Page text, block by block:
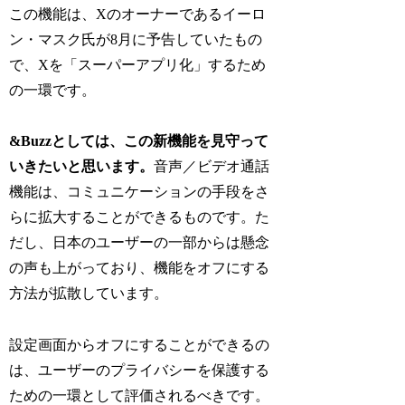
この機能は、Xのオーナーであるイーロ
ン・マスク氏が8月に予告していたもの
で、Xを「スーパーアプリ化」するため
の一環です。
&Buzzとしては、この新機能を見守って
いきたいと思います。音声／ビデオ通話
機能は、コミュニケーションの手段をさ
らに拡大することができるものです。た
だし、日本のユーザーの一部からは懸念
の声も上がっており、機能をオフにする
方法が拡散しています。
設定画面からオフにすることができるの
は、ユーザーのプライバシーを保護する
ための一環として評価されるべきです。